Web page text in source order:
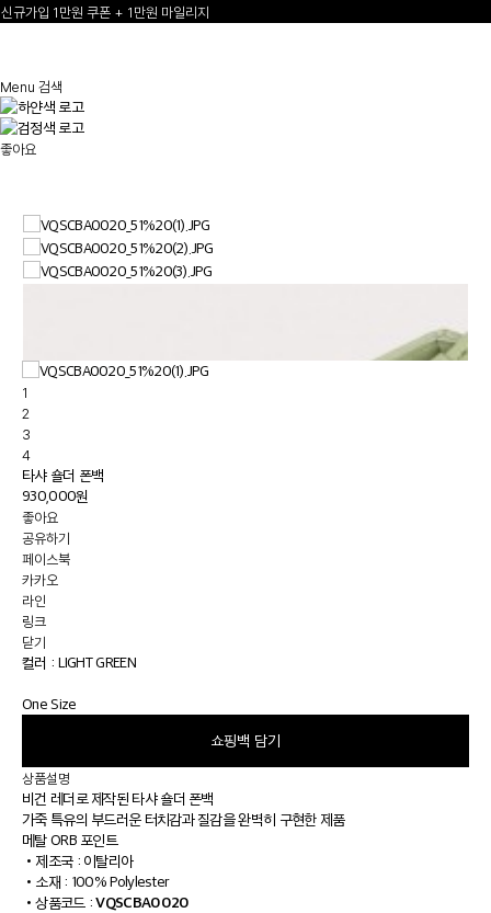
신규가입 1만원 쿠폰 + 1만원 마일리지
Menu 검색
좋아요
1
2
3
4
타샤 숄더 폰백
930,000원
좋아요
공유하기
페이스북
카카오
라인
링크
닫기
컬러 : LIGHT GREEN
One Size
쇼핑백 담기
상품설명
비건 레더로 제작된 타샤 숄더 폰백
가죽 특유의 부드러운 터치감과 질감을 완벽히 구현한 제품
메탈 ORB 포인트
• 제조국 : 이탈리아
• 소재 : 100% Polylester
•상품코드 :VQSCBA0020